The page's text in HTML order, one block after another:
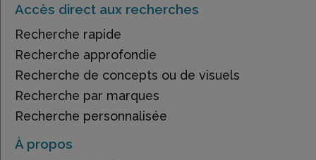
Accès direct aux recherches
Recherche rapide
Recherche approfondie
Recherche de concepts ou de visuels
Recherche par marques
Recherche personnalisée
À propos